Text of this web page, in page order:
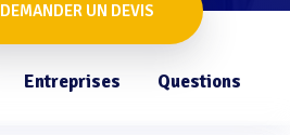
DEMANDER UN DEVIS
Entreprises Questions